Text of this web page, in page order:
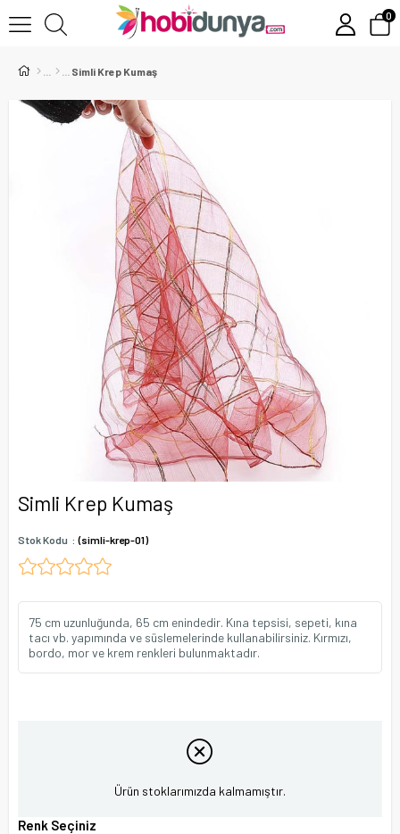
0
Simli Krep Kumaş
Simli Krep Kumaş
Stok Kodu (simli-krep-01)
75 cm uzunluğunda, 65 cm enindedir. Kına tepsisi, sepeti, kına
tacı vb. yapımında ve süslemelerinde kullanabilirsiniz. Kırmızı,
bordo, mor ve krem renkleri bulunmaktadır.
Ürün stoklarımızda kalmamıştır.
Renk Seçiniz